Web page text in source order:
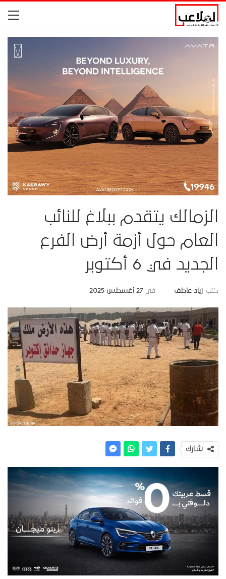
الزمالك يتقدم ببلاغ للنائب
العام حول أزمة أرض الفرع
الجديد في 6 أكتوبر
كتب زياد عاطف في 27 أغسطس 2025
شارك